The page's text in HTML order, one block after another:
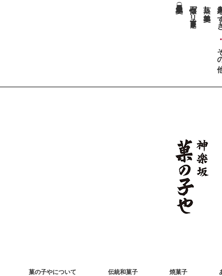
寒
蒸し羊羹
懐石ゼリー
菓の子やについて 伝統和菓子 焼菓子